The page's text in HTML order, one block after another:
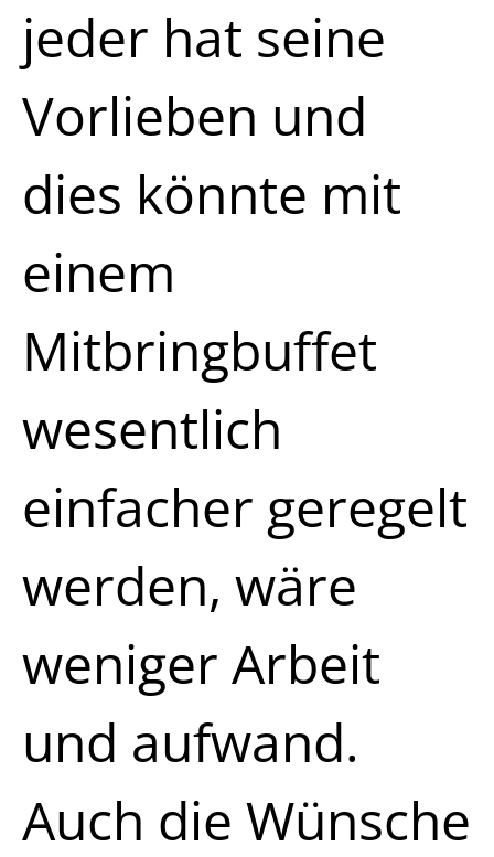
jeder hat seine
Vorlieben und
dies könnte mit
einem
Mitbringbuffet
wesentlich
einfacher geregelt
werden, wäre
weniger Arbeit
und aufwand.
Auch die Wünsche